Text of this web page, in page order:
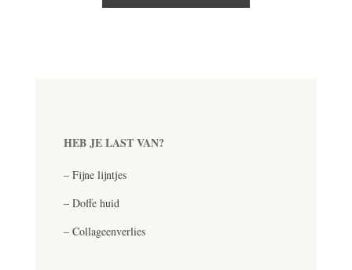
HEB JE LAST VAN?
– Fijne lijntjes
– Doffe huid
– Collageenverlies